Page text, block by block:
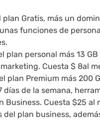
Gratis, más un
funciones de
plan personal más 13
Cuesta $ 8al
plan Premium más 200
de la semana,
Cuesta $25 al
plan business,